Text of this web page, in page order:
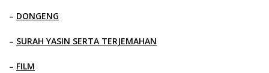
– DONGENG
– SURAH YASIN SERTA TERJEMAHAN
– FILM